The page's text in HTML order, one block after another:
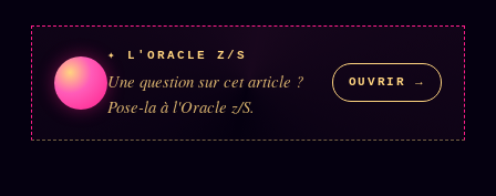
✦ L'ORACLE Z/S
Une question sur cet article ?
Pose-la à l'Oracle z/S.
OUVRIR →